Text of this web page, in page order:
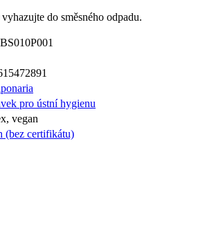
do směsného odpadu.
pro ústní hygienu
vegan
(bez certifikátu)